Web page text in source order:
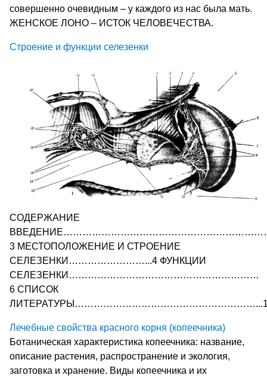
совершенно очевидным – у каждого из нас была мать.
ЖЕНСКОЕ ЛОНО – ИСТОК ЧЕЛОВЕЧЕСТВА.
Строение и функции селезенки
СОДЕРЖАНИЕ
3 МЕСТОПОЛОЖЕНИЕ И СТРОЕНИЕ
СЕЛЕЗЕНКИ……………………...4 ФУНКЦИИ
СЕЛЕЗЕНКИ……………………………………………………
6 СПИСОК
Лечебные свойства красного корня (копеечника)
Ботаническая характеристика копеечника: название,
описание растения, распространение и экология,
заготовка и хранение. Виды копеечника и их